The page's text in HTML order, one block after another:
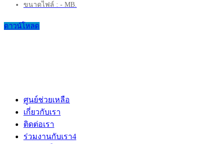
ขนาดไฟล์ : - MB.
ดาวน์โหลด
ศูนย์ช่วยเหลือ
เกี่ยวกับเรา
ติดต่อเรา
ร่วมงานกับเรา4